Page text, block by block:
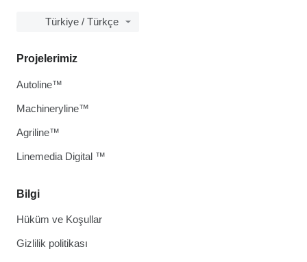
Türkiye / Türkçe
Bilgi
Hüküm ve Koşullar
Gizlilik politikası
Projelerimiz
Autoline™
Machineryline™
Agriline™
Linemedia Digital ™